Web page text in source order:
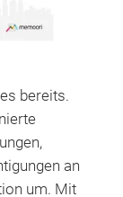
bereits.
an
um. Mit